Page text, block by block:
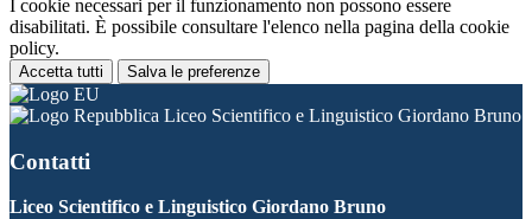
I cookie necessari per il funzionamento non possono essere
disabilitati. È possibile consultare l'elenco nella pagina della cookie
policy.
Accetta tutti Salva le preferenze
Liceo Scientifico e Linguistico Giordano Bruno
Contatti
Liceo Scientifico e Linguistico Giordano Bruno